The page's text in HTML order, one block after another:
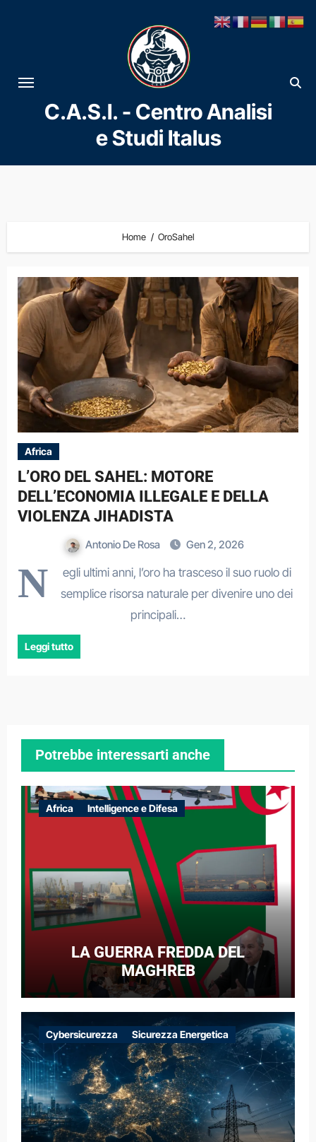
al
contenuto
C.A.S.I. - Centro Analisi
e Studi Italus
Home OroSahel
Africa
L’ORO DEL SAHEL: MOTORE
DELL’ECONOMIA ILLEGALE E DELLA
VIOLENZA JIHADISTA
Antonio De Rosa Gen 2, 2026
N
egli ultimi anni, l’oro ha trasceso il suo ruolo di
semplice risorsa naturale per divenire uno dei
principali…
Leggi tutto
Potrebbe interessarti anche
Africa Intelligence e Difesa
LA GUERRA FREDDA DEL
MAGHREB
Cybersicurezza Sicurezza Energetica